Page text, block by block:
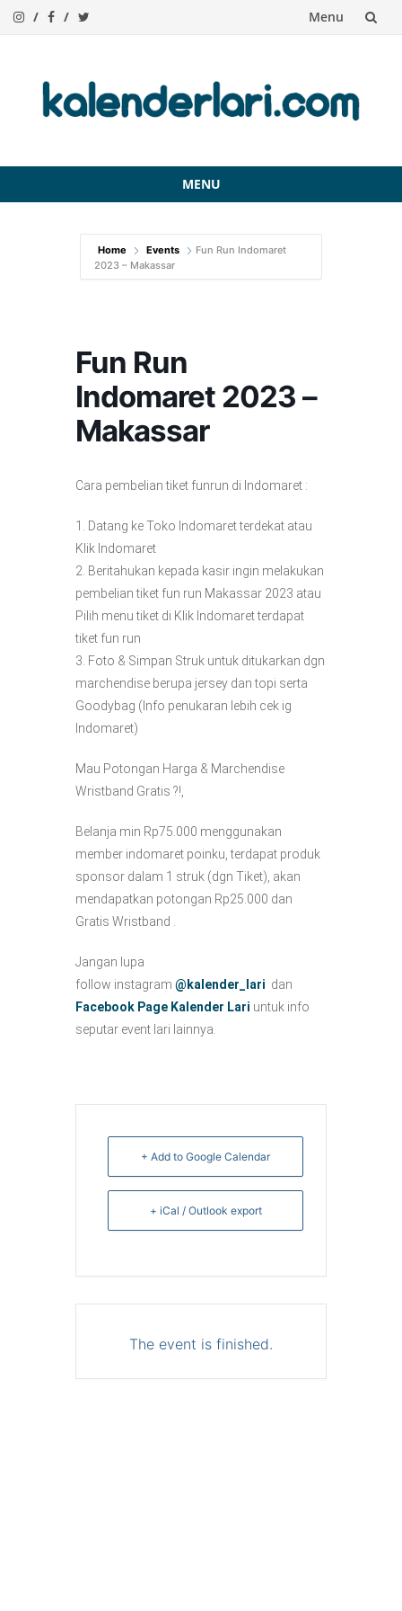
Menu
content
MENU
Home Events
Fun Run Indomaret
2023 – Makassar
Fun Run
Indomaret 2023 –
Makassar
Cara pembelian tiket funrun di Indomaret :
1. Datang ke Toko Indomaret terdekat atau
Klik Indomaret
2. Beritahukan kepada kasir ingin melakukan
pembelian tiket fun run Makassar 2023 atau
Pilih menu tiket di Klik Indomaret terdapat
tiket fun run
3. Foto & Simpan Struk untuk ditukarkan dgn
marchendise berupa jersey dan topi serta
Goodybag (Info penukaran lebih cek ig
Indomaret)
Mau Potongan Harga & Marchendise
Wristband Gratis ?!,
Belanja min Rp75.000 menggunakan
member indomaret poinku, terdapat produk
sponsor dalam 1 struk (dgn Tiket), akan
mendapatkan potongan Rp25.000 dan
Gratis Wristband .
Jangan lupa
follow instagram @kalender_lari dan
Facebook Page Kalender Lari untuk info
seputar event lari lainnya.
+ Add to Google Calendar
+ iCal / Outlook export
The event is finished.